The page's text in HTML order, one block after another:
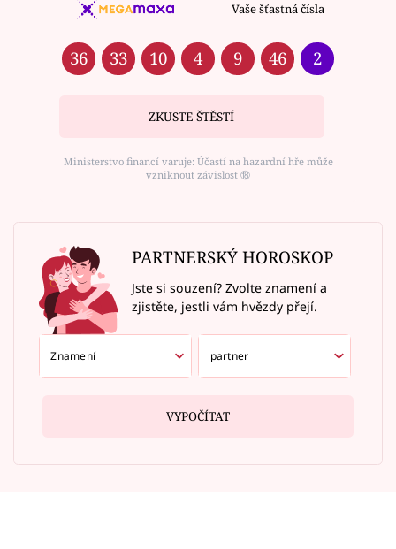
Vaše šťastná čísla
36 33 10 4 9 46 2
ZKUSTE ŠTĚSTÍ
Ministerstvo financí varuje: Účastí na hazardní hře může
vzniknout závislost ⑱
PARTNERSKÝ HOROSKOP
Jste si souzení? Zvolte znamení a
zjistěte, jestli vám hvězdy přejí.
VYPOČÍTAT